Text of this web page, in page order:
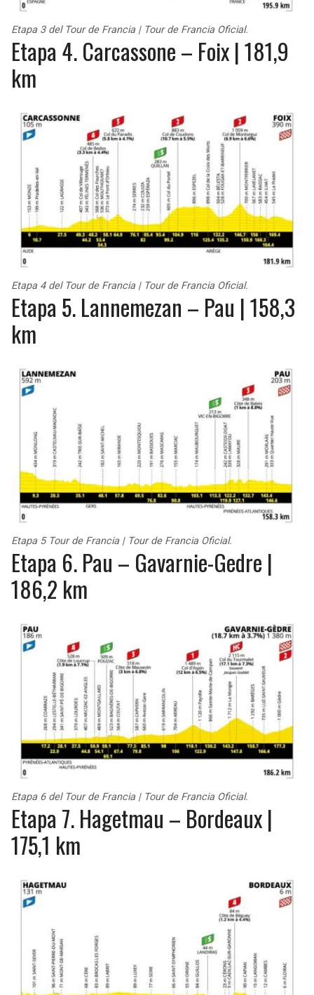
Etapa 3 del Tour de Francia | Tour de Francia Oficial.
Etapa 4. Carcassone – Foix | 181,9
km
Etapa 4 del Tour de Francia | Tour de Francia Oficial.
Etapa 5. Lannemezan – Pau | 158,3
km
Etapa 5 Tour de Francia | Tour de Francia Oficial.
Etapa 6. Pau – Gavarnie-Gedre |
186,2 km
Etapa 6 del Tour de Francia | Tour de Francia Oficial.
Etapa 7. Hagetmau – Bordeaux |
175,1 km